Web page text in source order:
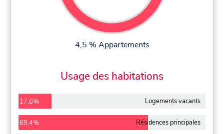
4,5 % Appartements
Usage des habitations
17,6% Logements vacants
69,4% Résidences principales